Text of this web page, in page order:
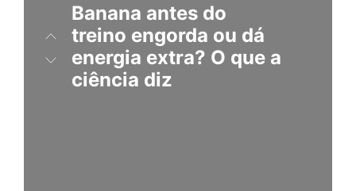
Banana antes do
treino engorda ou dá
energia extra? O que a
ciência diz